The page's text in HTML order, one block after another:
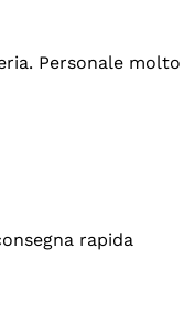
Personale
rapida